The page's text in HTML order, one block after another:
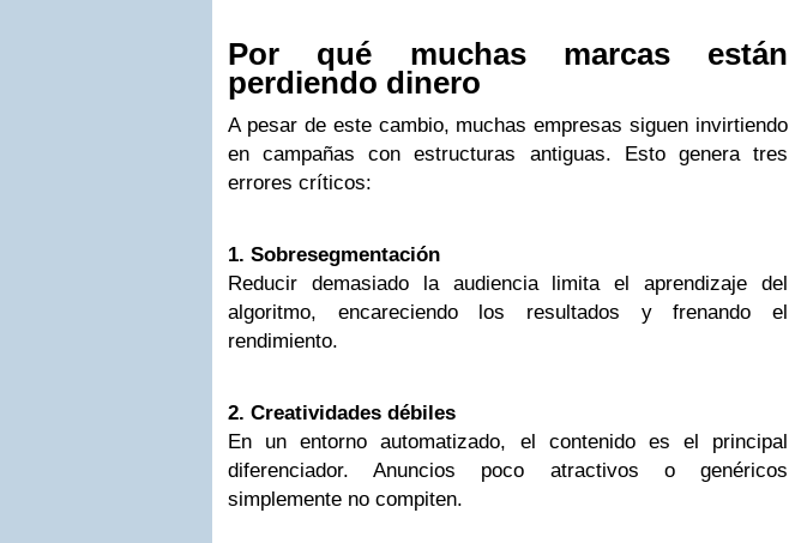
Por qué muchas marcas están
perdiendo dinero
A pesar de este cambio, muchas empresas siguen invirtiendo
en campañas con estructuras antiguas. Esto genera tres
errores críticos:
1. Sobresegmentación
Reducir demasiado la audiencia limita el aprendizaje del
algoritmo, encareciendo los resultados y frenando el
rendimiento.
2. Creatividades débiles
En un entorno automatizado, el contenido es el principal
diferenciador. Anuncios poco atractivos o genéricos
simplemente no compiten.